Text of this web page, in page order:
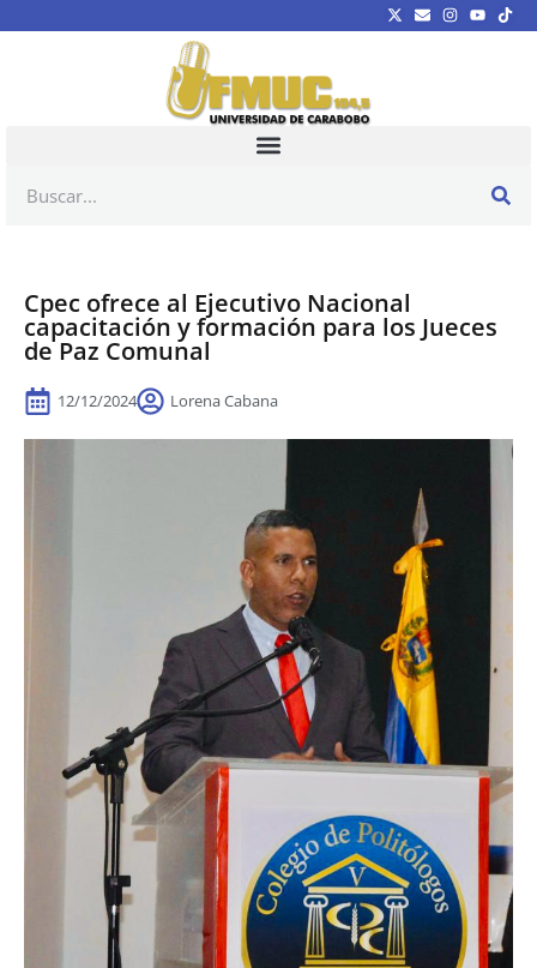
Cpec ofrece al Ejecutivo Nacional
capacitación y formación para los Jueces
de Paz Comunal
12/12/2024 Lorena Cabana